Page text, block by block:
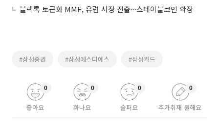
블랙록 토큰화 MMF, 유럽 시장 진출∙∙∙스테이블코인 확장
#삼성증권 #삼성에스디에스 #삼성카드
좋아요
0
화나요
0
슬퍼요
0
추가취재 원해요
0